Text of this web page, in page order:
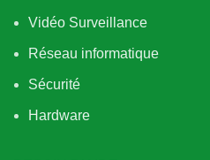
Vidéo Surveillance
Réseau informatique
Sécurité
Hardware